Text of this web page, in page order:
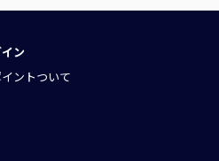
ン
ントついて